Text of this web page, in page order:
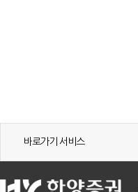
바로가기 서비스